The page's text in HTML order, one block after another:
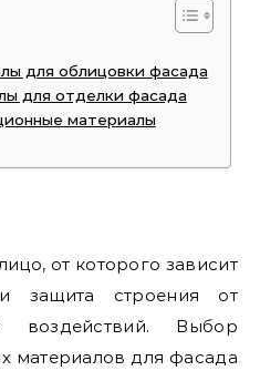
для облицовки фасада
для отделки фасада
материалы
от которого зависит
защита строения от
воздействий. Выбор
материалов для фасада